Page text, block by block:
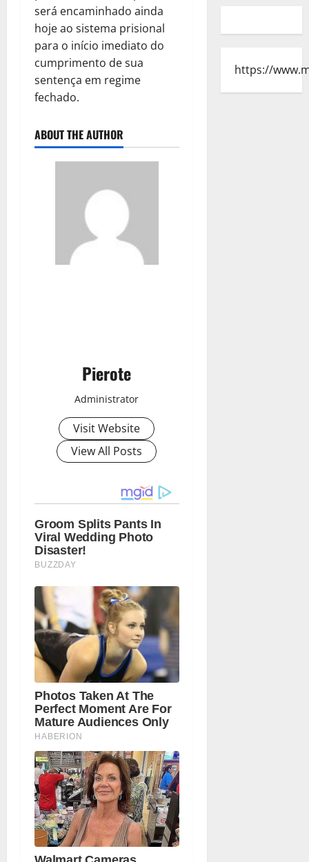
será encaminhado ainda
hoje ao sistema prisional
para o início imediato do
cumprimento de sua
sentença em regime
fechado.
ABOUT THE AUTHOR
Pierote
Administrator
Visit Website
View All Posts
https://